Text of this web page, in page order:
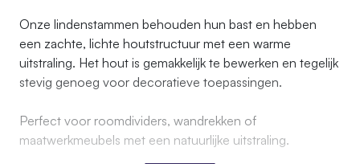
Onze lindenstammen behouden hun bast en hebben
een zachte, lichte houtstructuur met een warme
uitstraling. Het hout is gemakkelijk te bewerken en tegelijk
stevig genoeg voor decoratieve toepassingen.
Perfect voor roomdividers, wandrekken of
maatwerkmeubels met een natuurlijke uitstraling.